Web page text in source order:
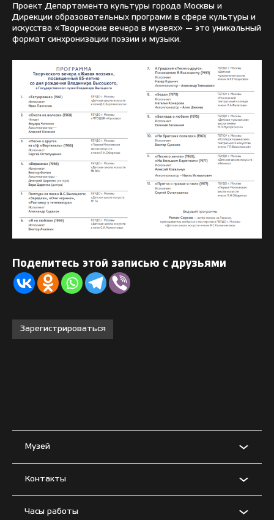
Проект Департамента культуры города Москвы и
Дирекции образовательных программ в сфере культуры и
искусства «Творческие вечера в музеях» — это уникальный
формат синхронизации поэзии и музыки.
Поделитесь этой записью с друзьями
Зарегистрироваться
Музей
Контакты
Часы работы